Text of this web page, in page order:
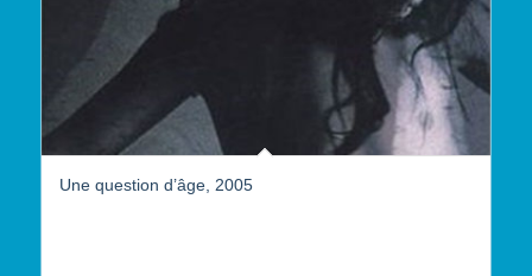
Une question d’âge, 2005